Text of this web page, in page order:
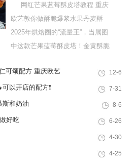
网红芒果蓝莓酥皮塔教程 重庆
欧艺教你做酥脆爆浆水果丹麦酥
2025年烘焙圈的“流量王”，当属图
中这款芒果蓝莓酥皮塔！金黄酥脆
去酥到掉渣，是网红面包店的排队
爆款，也是家庭下午茶的绝佳选
择。这款酥皮塔看似需要专业起酥
可颂配方 重庆欧艺
点
12-6
以开店的配方❗️ 7-31
斯和奶油 8-6
好吃 6-26
4-30
4-25